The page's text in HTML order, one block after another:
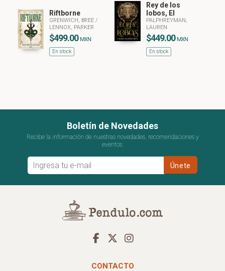
Riftborne
GRENWICH, BREE/
LENNOX, PARKER
$499.00 MXN
En stock
Rey de los
lobos, El
PALPHREYMAN,
LAUREN
$449.00 MXN
En stock
Boletín de Novedades
Recibe la información de nuestras novedades, recomendaciones y
eventos.
CONTACTO